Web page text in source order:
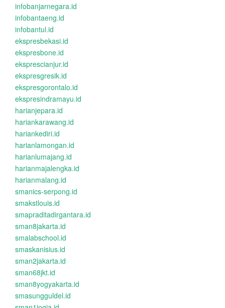
infobanjarnegara.id
infobantaeng.id
infobantul.id
ekspresbekasi.id
ekspresbone.id
eksprescianjur.id
ekspresgresik.id
ekspresgorontalo.id
ekspresindramayu.id
harianjepara.id
hariankarawang.id
hariankediri.id
harianlamongan.id
harianlumajang.id
harianmajalengka.id
harianmalang.id
smanics-serpong.id
smakstlouis.id
smapraditadirgantara.id
sman8jakarta.id
smalabschool.id
smaskanisius.id
sman2jakarta.id
sman68jkt.id
sman8yogyakarta.id
smasungguldel.id